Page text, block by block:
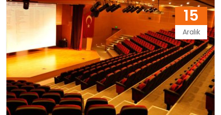
adreslenebilir sensörler, sirenler, alarm kontrol
cihazları ve düzenleyici paneller gibi bir dizi
ekipman içerebilir. Honeywell yangın algılama
sistemleri, yangını erken tespit etmek için farklı tip…
15
Aralık